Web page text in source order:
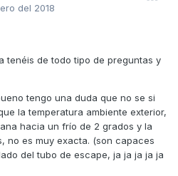
del 2018
tenéis de todo tipo de preguntas y
tengo una duda que no se si
la temperatura ambiente exterior,
hacia un frío de 2 grados y la
no es muy exacta. (son capaces
del tubo de escape, ja ja ja ja ja